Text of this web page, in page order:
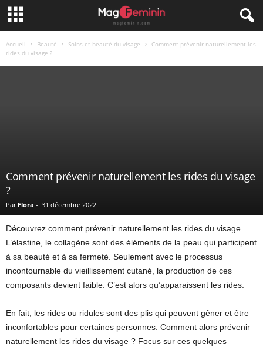
Accueil Beauté Soins et beauté du visage
Comment prévenir naturellement les
rides du visage ?
Comment prévenir naturellement les rides du visage
?
Par Flora - 31 décembre 2022
Découvrez comment prévenir naturellement les rides du visage.
L’élastine, le collagène sont des éléments de la peau qui participent
à sa beauté et à sa fermeté. Seulement avec le processus
incontournable du vieillissement cutané, la production de ces
composants devient faible. C’est alors qu’apparaissent les rides.
En fait, les rides ou ridules sont des plis qui peuvent gêner et être
inconfortables pour certaines personnes. Comment alors prévenir
naturellement les rides du visage ? Focus sur ces quelques